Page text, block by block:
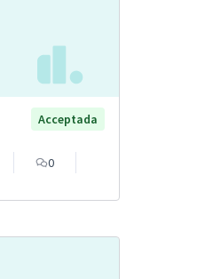
Acceptada
0